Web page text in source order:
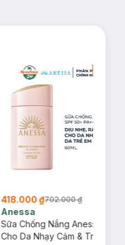
418.000 ₫702.000 ₫
Anessa
Sữa Chống Nắng Anessa
Cho Da Nhạy Cảm & Trẻ Em